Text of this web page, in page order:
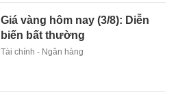
Giá vàng hôm nay (3/8): Diễn
biến bất thường
Tài chính - Ngân hàng